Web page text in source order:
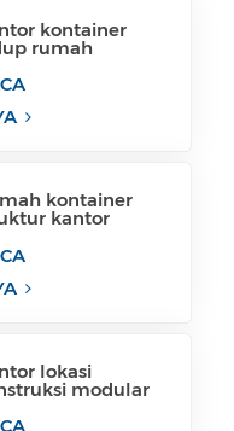
kontainer
rumah
paket datar
lokasi proyek
kontainer
kantor
filipina
lokasi
modular
modular